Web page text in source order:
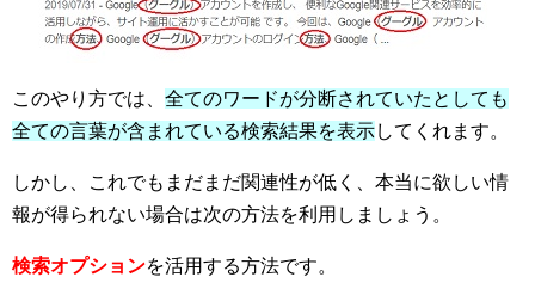
このやり方では、 全てのワードが分断されていたとしても
全ての言葉が含まれている検索結果を表示してくれます。
しかし、これでもまだまだ関連性が低く、本当に欲しい情
報が得られない場合は次の方法を利用しましょう。
検索オプションを活用する方法です。